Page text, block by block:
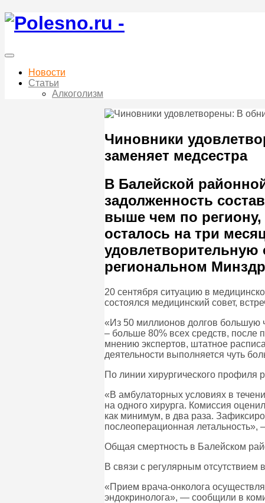
Новости
Статьи
Алкоголизм
Чиновники
заменяет медсестра
В Балейской
задолженность
выше чем по региону,
осталось на три
региональном
20 сентября ситуацию в
состоялся медицинский совет,
«Из 50 миллионов долгов большую
– больше 80% всех средств, после
мнению экспертов, штатное
деятельности выполняется чуть
По линии хирургического профиля
«В амбулаторных условиях в
на одного хирурга. Комиссия
как минимум, в два раза.
послеоперационная летальность»,
Общая смертность в Балейском
В связи с регулярным отсутствием
«Прием врача-онколога
эндокринолога», — сообщили в